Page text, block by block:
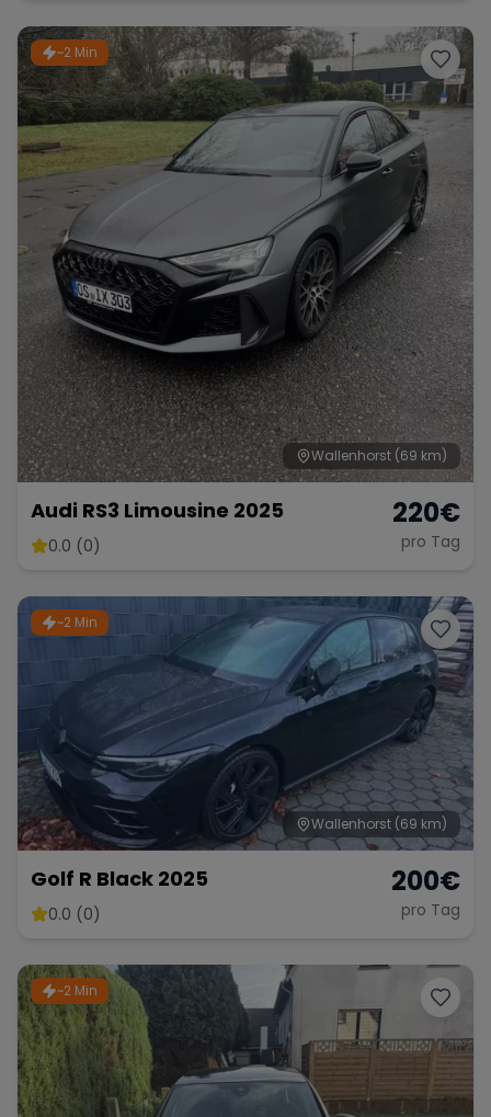
~2 Min
Wallenhorst (69 km)
Audi RS3 Limousine 2025
0.0 (0)
220€
pro Tag
~2 Min
Wallenhorst (69 km)
Golf R Black 2025
0.0 (0)
200€
pro Tag
~2 Min